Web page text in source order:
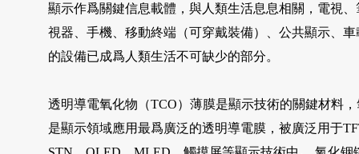
顯示作爲關鍵信息載體，與人類生活息息相關，電視
視器、手機、移動終端（可穿戴裝備）、公共顯示、
的設備已成爲人類生活不可缺少的部分。
透明導電氧化物（TCO）薄膜是顯示技術的關鍵材料
是顯示領域應用最爲廣泛的透明導電膜，被廣泛用于